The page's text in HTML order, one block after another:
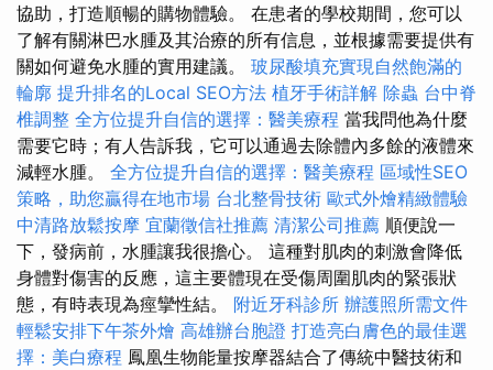
協助，打造順暢的購物體驗。 在患者的學校期間，您可以
了解有關淋巴水腫及其治療的所有信息，並根據需要提供有
關如何避免水腫的實用建議。 玻尿酸填充實現自然飽滿的
輪廓 提升排名的Local SEO方法 植牙手術詳解 除蟲 台中脊
椎調整 全方位提升自信的選擇：醫美療程 當我問他為什麼
需要它時；有人告訴我，它可以通過去除體內多餘的液體來
減輕水腫。 全方位提升自信的選擇：醫美療程 區域性SEO
策略，助您贏得在地市場 台北整骨技術 歐式外燴精緻體驗
中清路放鬆按摩 宜蘭徵信社推薦 清潔公司推薦 順便說一
下，發病前，水腫讓我很擔心。 這種對肌肉的刺激會降低
身體對傷害的反應，這主要體現在受傷周圍肌肉的緊張狀
態，有時表現為痙攣性結。 附近牙科診所 辦護照所需文件
輕鬆安排下午茶外燴 高雄辦台胞證 打造亮白膚色的最佳選
擇：美白療程 鳳凰生物能量按摩器結合了傳統中醫技術和